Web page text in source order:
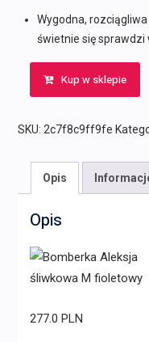
Wygodna,
świetnie się
Kup w sklepie
SKU: 2c7f8c9ff9fe
Opis
Opis
277.0 PLN